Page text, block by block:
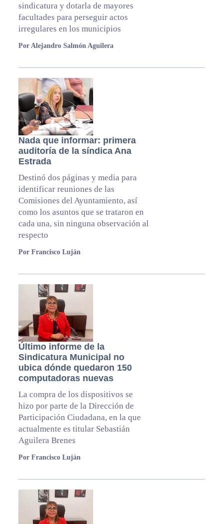
sindicatura y dotarla de mayores
facultades para perseguir actos
irregulares en los municipios
Por Alejandro Salmón Aguilera
Nada que informar: primera
auditoría de la síndica Ana
Estrada
Destinó dos páginas y media para
identificar reuniones de las
Comisiones del Ayuntamiento, así
como los asuntos que se trataron en
cada una, sin ninguna observación al
respecto
Por Francisco Luján
Último informe de la
Sindicatura Municipal no
ubica dónde quedaron 150
computadoras nuevas
La compra de los dispositivos se
hizo por parte de la Dirección de
Participación Ciudadana, en la que
actualmente es titular Sebastián
Aguilera Brenes
Por Francisco Luján